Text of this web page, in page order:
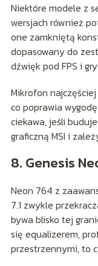
Niektóre modele z
wersjach również
one zamkniętą
dopasowany do
dźwięk pod FPS i
Mikrofon
co poprawia
ciekawa, jeśli
graficzną MSI i
8. Genesis
Neon 764 z
7.1 zwykle
bywa blisko tej
się equalizerem,
przestrzennymi, to